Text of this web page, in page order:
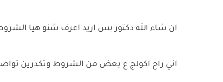
ان شاء الله دكتور بس اريد اعرف شنو هيا
اني راح اكولج ع بعض من الشروط وتكدرين